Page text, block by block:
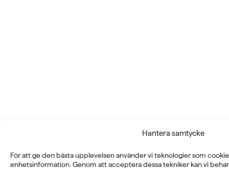
Hantera samtycke
För att ge den bästa upplevelsen använder vi teknologier som
enhetsinformation. Genom att acceptera dessa tekniker kan vi